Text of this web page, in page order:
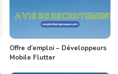
Offre d’emploi – Développeurs
Mobile Flutter